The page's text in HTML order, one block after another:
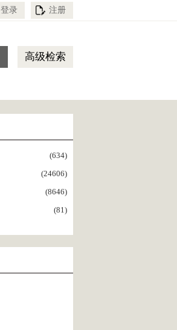
登录 注册
高级检索
(634)
(24606)
(8646)
(81)